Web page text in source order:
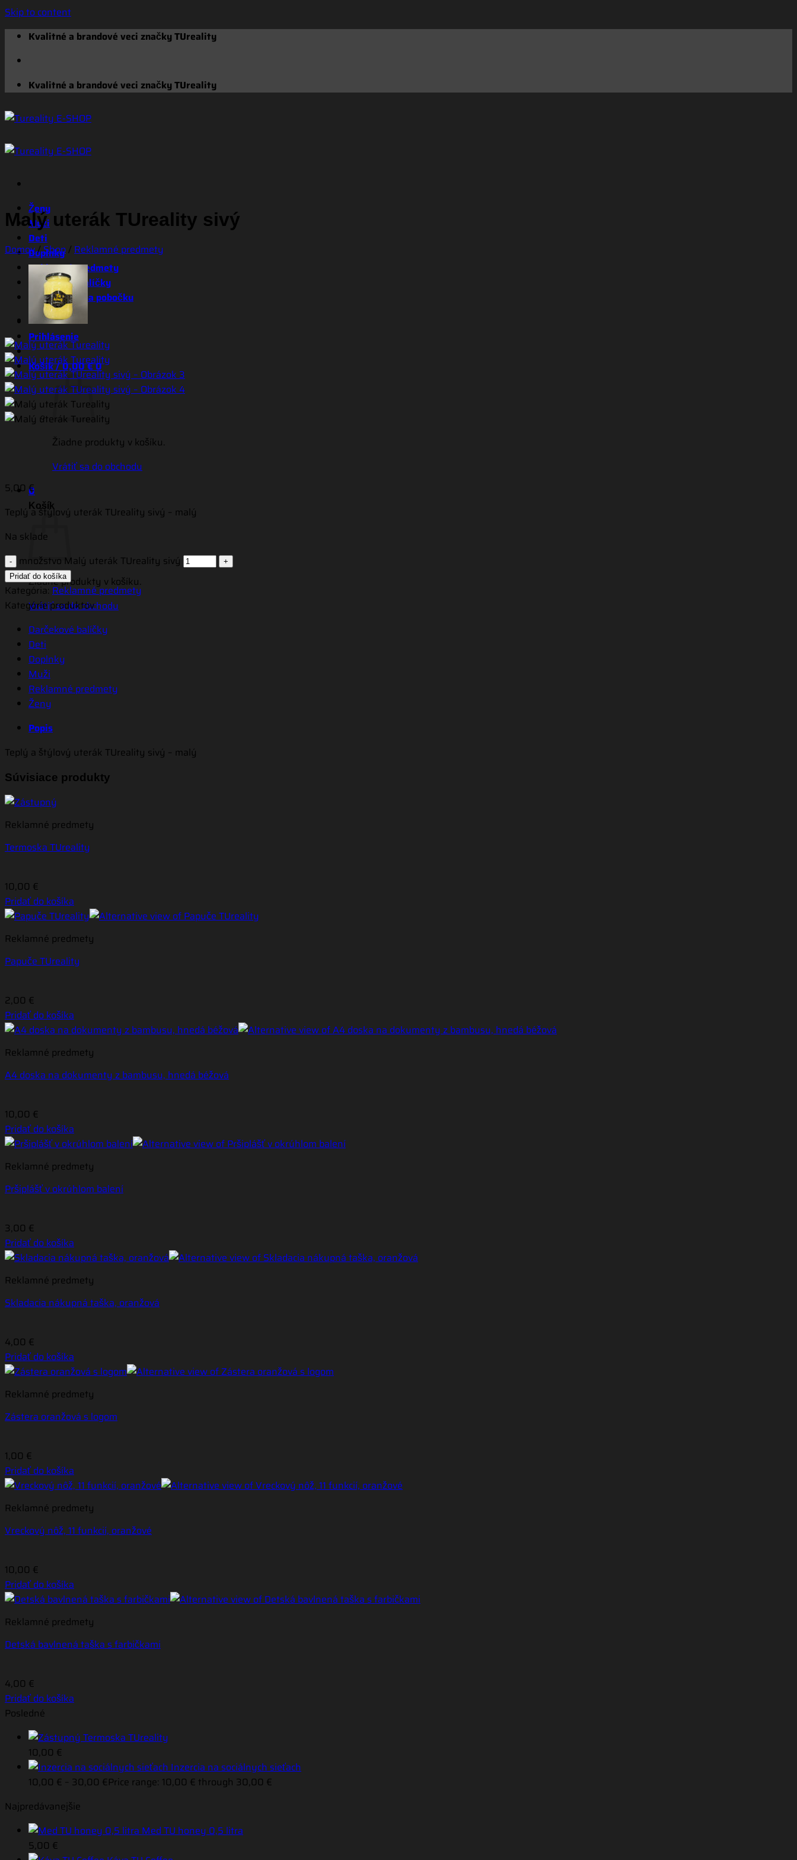
Skip to content
Kvalitné a brandové veci značky TUreality
Kvalitné a brandové veci značky TUreality
Ženy
Muži
Deti
Doplnky
Reklamné predmety
Darčekové balíčky
Objednávka na pobočku
Prihlásenie
Košík /0,00€0
Žiadne produkty v košíku.
Vrátiť sa do obchodu
0
Košík
Žiadne produkty v košíku.
Vrátiť sa do obchodu
Malý uterák TUreality sivý
Domov/ Shop/ Reklamné predmety
5,00 €
Teplý a štýlový uterák TUreality sivý – malý
Na sklade
množstvo Malý uterák TUreality sivý
Pridať do košíka
Kategória: Reklamné predmety
Kategórie produktov
Darčekové balíčky
Deti
Doplnky
Muži
Reklamné predmety
Ženy
Popis
Teplý a štýlový uterák TUreality sivý – malý
Súvisiace produkty
Reklamné predmety
Termoska TUreality
10,00 €
Pridať do košíka
Reklamné predmety
Papuče TUreality
2,00 €
Pridať do košíka
Reklamné predmety
A4 doska na dokumenty z bambusu, hnedá béžová
10,00 €
Pridať do košíka
Reklamné predmety
Pršiplášť v okrúhlom balení
3,00 €
Pridať do košíka
Reklamné predmety
Skladacia nákupná taška, oranžová
4,00 €
Pridať do košíka
Reklamné predmety
Zástera oranžová s logom
1,00 €
Pridať do košíka
Reklamné predmety
Vreckový nôž, 11 funkcií, oranžové
10,00 €
Pridať do košíka
Reklamné predmety
Detská bavlnená taška s farbičkami
4,00 €
Pridať do košíka
Posledné
Termoska TUreality
10,00 €
Inzercia na sociálnych sieťach
10,00 € 30,00 €Price range: 10,00 € through 30,00 €
Najpredávanejšie
Med TU honey 0,5 litra
5,00 €